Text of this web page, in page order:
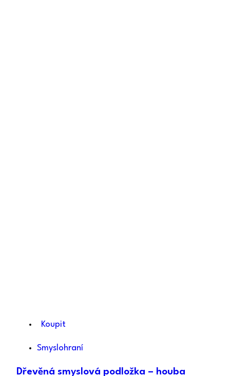
Koupit
Smyslohraní
Dřevěná smyslová podložka – houba